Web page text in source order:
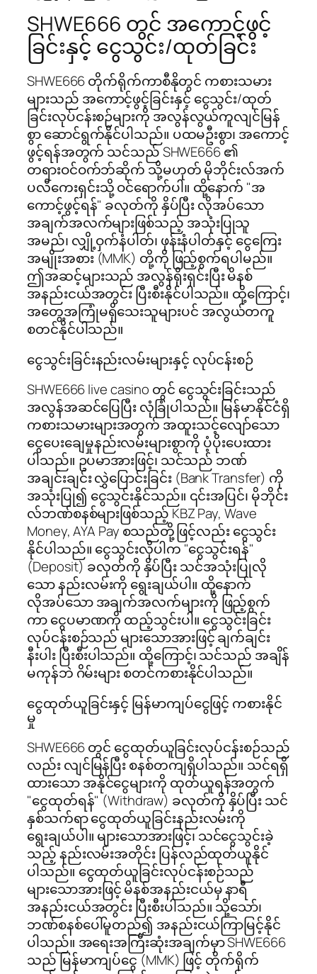
SHWE666 တွင် အကောင့်ဖွင့်
ခြင်းနှင့် ငွေသွင်း/ထုတ်ခြင်း
SHWE666 တိုက်ရိုက်ကာစီနိုတွင် ကစားသမား
များသည် အကောင့်ဖွင့်ခြင်းနှင့် ငွေသွင်း/ထုတ်
ခြင်းလုပ်ငန်းစဉ်များကို အလွန်လွယ်ကူလျင်မြန်
စွာ ဆောင်ရွက်နိုင်ပါသည်။ ပထမဦးစွာ၊ အကောင့်
ဖွင့်ရန်အတွက် သင်သည် SHWE666 ၏
တရားဝင်ဝက်ဘ်ဆိုက် သို့မဟုတ် မိုဘိုင်းလ်အက်
ပလီကေးရှင်းသို့ ဝင်ရောက်ပါ။ ထို့နောက် "အ
ကောင့်ဖွင့်ရန်" ခလုတ်ကို နှိပ်ပြီး လိုအပ်သော
အချက်အလက်များဖြစ်သည့် အသုံးပြုသူ
အမည်၊ လျှို့ဝှက်နံပါတ်၊ ဖုန်းနံပါတ်နှင့် ငွေကြေး
အမျိုးအစား (MMK) တို့ကို ဖြည့်စွက်ရပါမည်။
ဤအဆင့်များသည် အလွန်ရိုးရှင်းပြီး မိနစ်
အနည်းငယ်အတွင်း ပြီးစီးနိုင်ပါသည်။ ထို့ကြောင့်၊
အတွေ့အကြုံမရှိသေးသူများပင် အလွယ်တကူ
စတင်နိုင်ပါသည်။
ငွေသွင်းခြင်းနည်းလမ်းများနှင့် လုပ်ငန်းစဉ်
SHWE666 live casino တွင် ငွေသွင်းခြင်းသည်
အလွန်အဆင်ပြေပြီး လုံခြုံပါသည်။ မြန်မာနိုင်ငံရှိ
ကစားသမားများအတွက် အထူးသင့်လျော်သော
ငွေပေးချေမှုနည်းလမ်းများစွာကို ပံ့ပိုးပေးထား
ပါသည်။ ဥပမာအားဖြင့်၊ သင်သည် ဘဏ်
အချင်းချင်း လွှဲပြောင်းခြင်း (Bank Transfer) ကို
အသုံးပြု၍ ငွေသွင်းနိုင်သည်။ ၎င်းအပြင်၊ မိုဘိုင်း
လ်ဘဏ်စနစ်များဖြစ်သည့် KBZ Pay, Wave
Money, AYA Pay စသည်တို့ဖြင့်လည်း ငွေသွင်း
နိုင်ပါသည်။ ငွေသွင်းလိုပါက "ငွေသွင်းရန်"
(Deposit) ခလုတ်ကို နှိပ်ပြီး သင်အသုံးပြုလို
သော နည်းလမ်းကို ရွေးချယ်ပါ။ ထို့နောက်
လိုအပ်သော အချက်အလက်များကို ဖြည့်စွက်
ကာ ငွေပမာဏကို ထည့်သွင်းပါ။ ငွေသွင်းခြင်း
လုပ်ငန်းစဉ်သည် များသောအားဖြင့် ချက်ချင်း
နီးပါး ပြီးစီးပါသည်။ ထို့ကြောင့်၊ သင်သည် အချိန်
မကုန်ဘဲ ဂိမ်းများ စတင်ကစားနိုင်ပါသည်။
ငွေထုတ်ယူခြင်းနှင့် မြန်မာကျပ်ငွေဖြင့် ကစားနိုင်
မှု
SHWE666 တွင် ငွေထုတ်ယူခြင်းလုပ်ငန်းစဉ်သည်
လည်း လျင်မြန်ပြီး စနစ်တကျရှိပါသည်။ သင်ရရှိ
ထားသော အနိုင်ငွေများကို ထုတ်ယူရန်အတွက်
"ငွေထုတ်ရန်" (Withdraw) ခလုတ်ကို နှိပ်ပြီး သင်
နှစ်သက်ရာ ငွေထုတ်ယူခြင်းနည်းလမ်းကို
ရွေးချယ်ပါ။ များသောအားဖြင့်၊ သင်ငွေသွင်းခဲ့
သည့် နည်းလမ်းအတိုင်း ပြန်လည်ထုတ်ယူနိုင်
ပါသည်။ ငွေထုတ်ယူခြင်းလုပ်ငန်းစဉ်သည်
များသောအားဖြင့် မိနစ်အနည်းငယ်မှ နာရီ
အနည်းငယ်အတွင်း ပြီးစီးပါသည်။ သို့သော်၊
ဘဏ်စနစ်ပေါ်မူတည်၍ အနည်းငယ်ကြာမြင့်နိုင်
ပါသည်။ အရေးအကြီးဆုံးအချက်မှာ SHWE666
သည် မြန်မာကျပ်ငွေ (MMK) ဖြင့် တိုက်ရိုက်